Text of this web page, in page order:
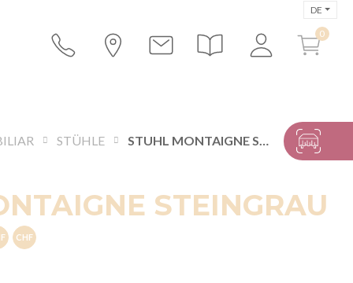
DE
STÜHLE STUHL MONTAIGNE STEINGRAU
STEINGRAU